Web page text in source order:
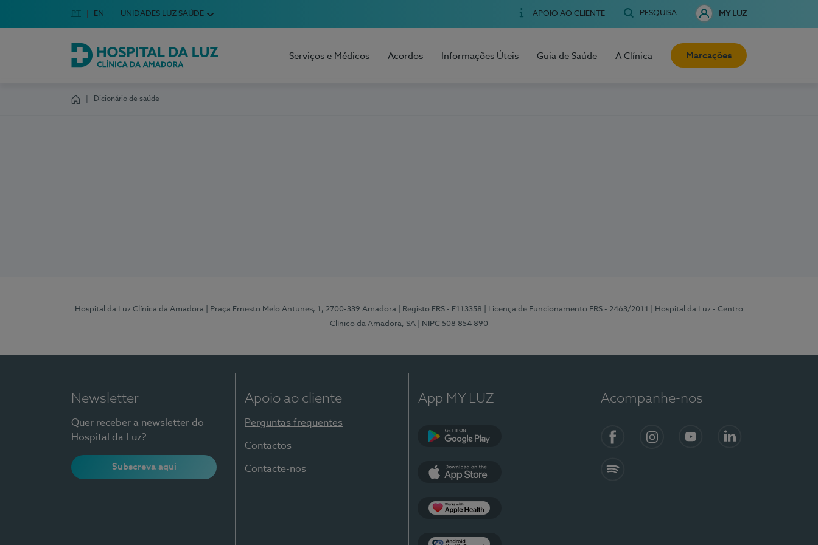
Escolha o seu idioma
Idioma em Português
PT English Language
EN UNIDADES LUZ SAÚDE APOIO AO CLIENTE PESQUISA MY LUZ
Hospital da Luz Clínica da Amadora
Serviços e Médicos Acordos Informações Úteis Guia de Saúde A Clínica Marcações
Dicionário de saúde
Hospital da Luz Clínica da Amadora | Praça Ernesto Melo Antunes, 1, 2700-339 Amadora | Registo ERS - E113358 | Licença de Funcionamento ERS - 2463/2011
| Hospital da Luz - Centro
Clínico da Amadora, SA
| NIPC 508 854 890
Newsletter
Quer receber a newsletter do
Hospital da Luz?
Subscreva aqui
Apoio ao cliente
Perguntas frequentes
Contactos
Contacte-nos
App MY LUZ Acompanhe-nos